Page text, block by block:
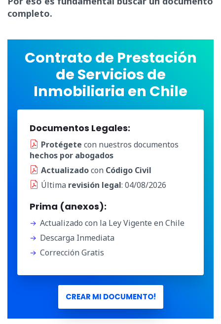
completo.
Contrato de Prestación
de Servicios de
Inmobiliaria en Chile
Documentos Legales:
Protégete con nuestros documentos
hechos por abogados
Actualizadocon Código Civil
Última revisión legal: 04/08/2026
Prima (anexos):
Actualizado con la Ley Vigente en Chile
Descarga Inmediata
Corrección Gratis
CREAR MI DOCUMENTO!